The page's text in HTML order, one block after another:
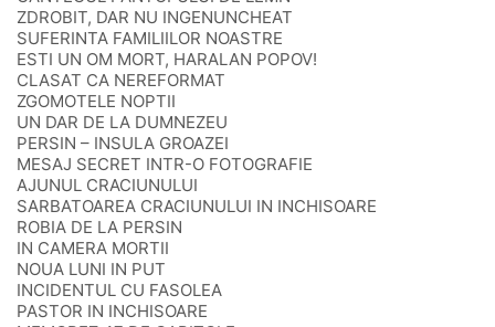
ZDROBIT, DAR NU INGENUNCHEAT
SUFERINTA FAMILIILOR NOASTRE
ESTI UN OM MORT, HARALAN POPOV!
CLASAT CA NEREFORMAT
ZGOMOTELE NOPTII
UN DAR DE LA DUMNEZEU
PERSIN – INSULA GROAZEI
MESAJ SECRET INTR-O FOTOGRAFIE
AJUNUL CRACIUNULUI
SARBATOAREA CRACIUNULUI IN INCHISOARE
ROBIA DE LA PERSIN
IN CAMERA MORTII
NOUA LUNI IN PUT
INCIDENTUL CU FASOLEA
PASTOR IN INCHISOARE